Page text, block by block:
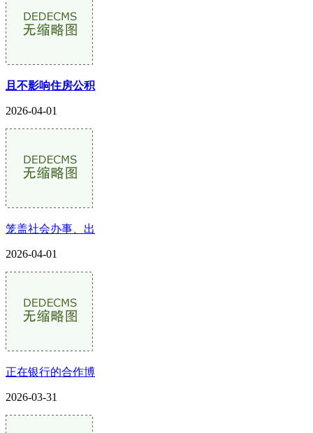
且不影响住房公积
2026-04-01
笼盖社会办事、出
2026-04-01
正在银行的合作博
2026-03-31